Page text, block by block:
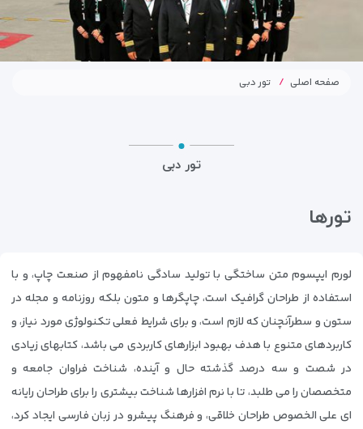
صفحه اصلی تور دبی
تور دبی
تورها
لورم ایپسوم متن ساختگی با تولید سادگی نامفهوم از صنعت چاپ، و با
استفاده از طراحان گرافیک است، چاپگرها و متون بلکه روزنامه و مجله در
ستون و سطرآنچنان که لازم است، و برای شرایط فعلی تکنولوژی مورد نیاز، و
کاربردهای متنوع با هدف بهبود ابزارهای کاربردی می باشد، کتابهای زیادی
در شصت و سه درصد گذشته حال و آینده، شناخت فراوان جامعه و
متخصصان را می طلبد، تا با نرم افزارها شناخت بیشتری را برای طراحان رایانه
ای علی الخصوص طراحان خلاقی، و فرهنگ پیشرو در زبان فارسی ایجاد کرد،